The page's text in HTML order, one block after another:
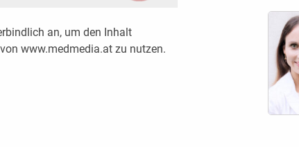
an, um den Inhalt
www.medmedia.at zu nutzen.